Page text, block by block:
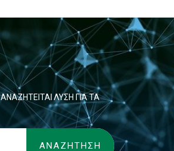
ΑΝΑΖΗΤΕΙΤΑΙ ΛΥΣΗ ΓΙΑ ΤΑ